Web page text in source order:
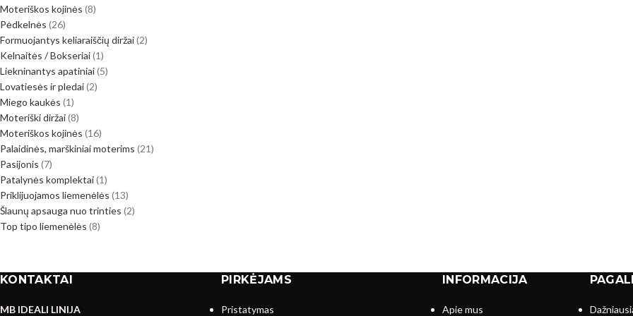
Moteriškos kojinės 8
Pėdkelnės 26
Formuojantys keliaraiščių diržai 2
Kelnaitės / Bokseriai 1
Liekninantys apatiniai 5
Lovatiesės ir pledai 2
Miego kaukės 1
Moteriški diržai 8
Moteriškos kojinės 16
Palaidinės, marškiniai moterims 21
Pasijonis 7
Patalynės komplektai 1
Priklijuojamos liemenėlės 13
Šlaunų apsauga nuo trinties 2
Top tipo liemenėlės 8
KONTAKTAI
MB IDEALI LINIJA
PIRKĖJAMS
Pristatymas
INFORMACIJA
Apie mus